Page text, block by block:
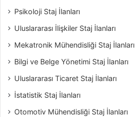
Psikoloji Staj İlanları
Uluslararası İlişkiler Staj İlanları
Mekatronik Mühendisliği Staj İlanları
Bilgi ve Belge Yönetimi Staj İlanları
Uluslararası Ticaret Staj İlanları
İstatistik Staj İlanları
Otomotiv Mühendisliği Staj İlanları